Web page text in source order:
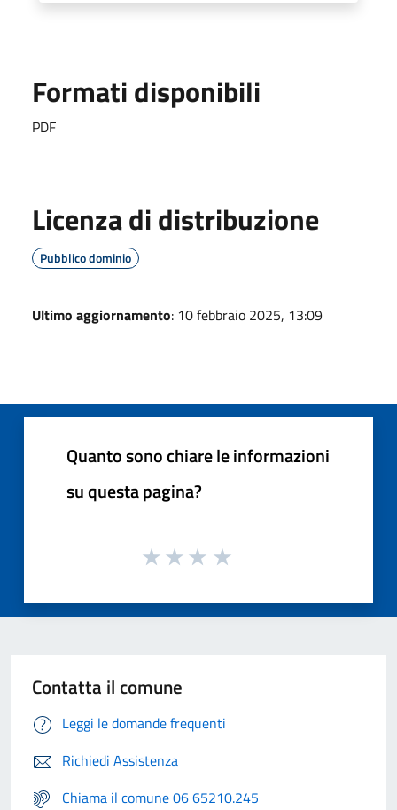
Formati disponibili
PDF
Licenza di distribuzione
Pubblico dominio
Ultimo aggiornamento: 10 febbraio 2025, 13:09
Quanto sono chiare le informazioni
su questa pagina?
Contatta il comune
Leggi le domande frequenti
Richiedi Assistenza
Chiama il comune 06 65210.245